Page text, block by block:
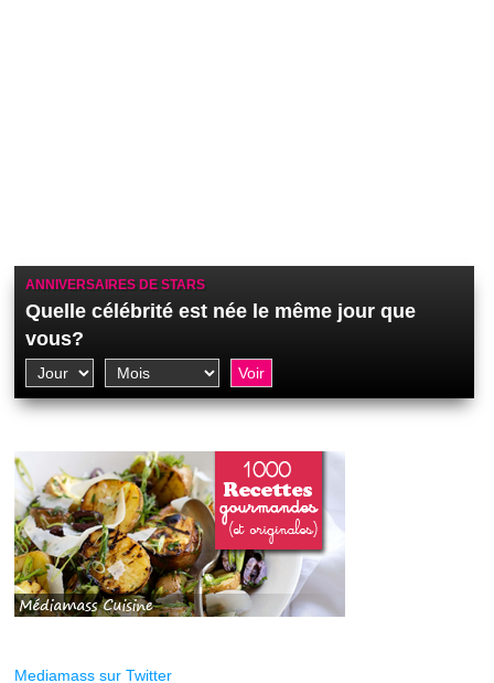
ANNIVERSAIRES DE STARS
Quelle célébrité est née le même jour que
vous?
Mediamass sur Twitter